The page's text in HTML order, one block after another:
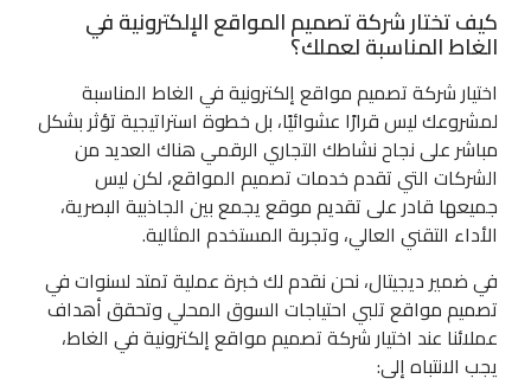
كيف تختار شركة تصميم المواقع الإلكترونية في
الغاط المناسبة لعملك؟
اختيار شركة تصميم مواقع إلكترونية في الغاط المناسبة
لمشروعك ليس قرارًا عشوائيًا، بل خطوة استراتيجية تؤثر بشكل
مباشر على نجاح نشاطك التجاري الرقمي هناك العديد من
الشركات التي تقدم خدمات تصميم المواقع، لكن ليس
جميعها قادر على تقديم موقع يجمع بين الجاذبية البصرية،
الأداء التقني العالي، وتجربة المستخدم المثالية.
في ضمير ديجيتال، نحن نقدم لك خبرة عملية تمتد لسنوات في
تصميم مواقع تلبي احتياجات السوق المحلي وتحقق أهداف
عملائنا عند اختيار شركة تصميم مواقع إلكترونية في الغاط،
يجب الانتباه إلى: